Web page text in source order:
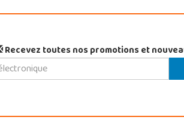
Recevez toutes nos promotions et